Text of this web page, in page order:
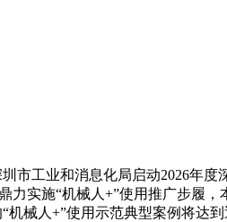
工业和消息化局启动2026年度
力实施“机械人+”使用推广步履，
械人+”使用示范典型案例将达